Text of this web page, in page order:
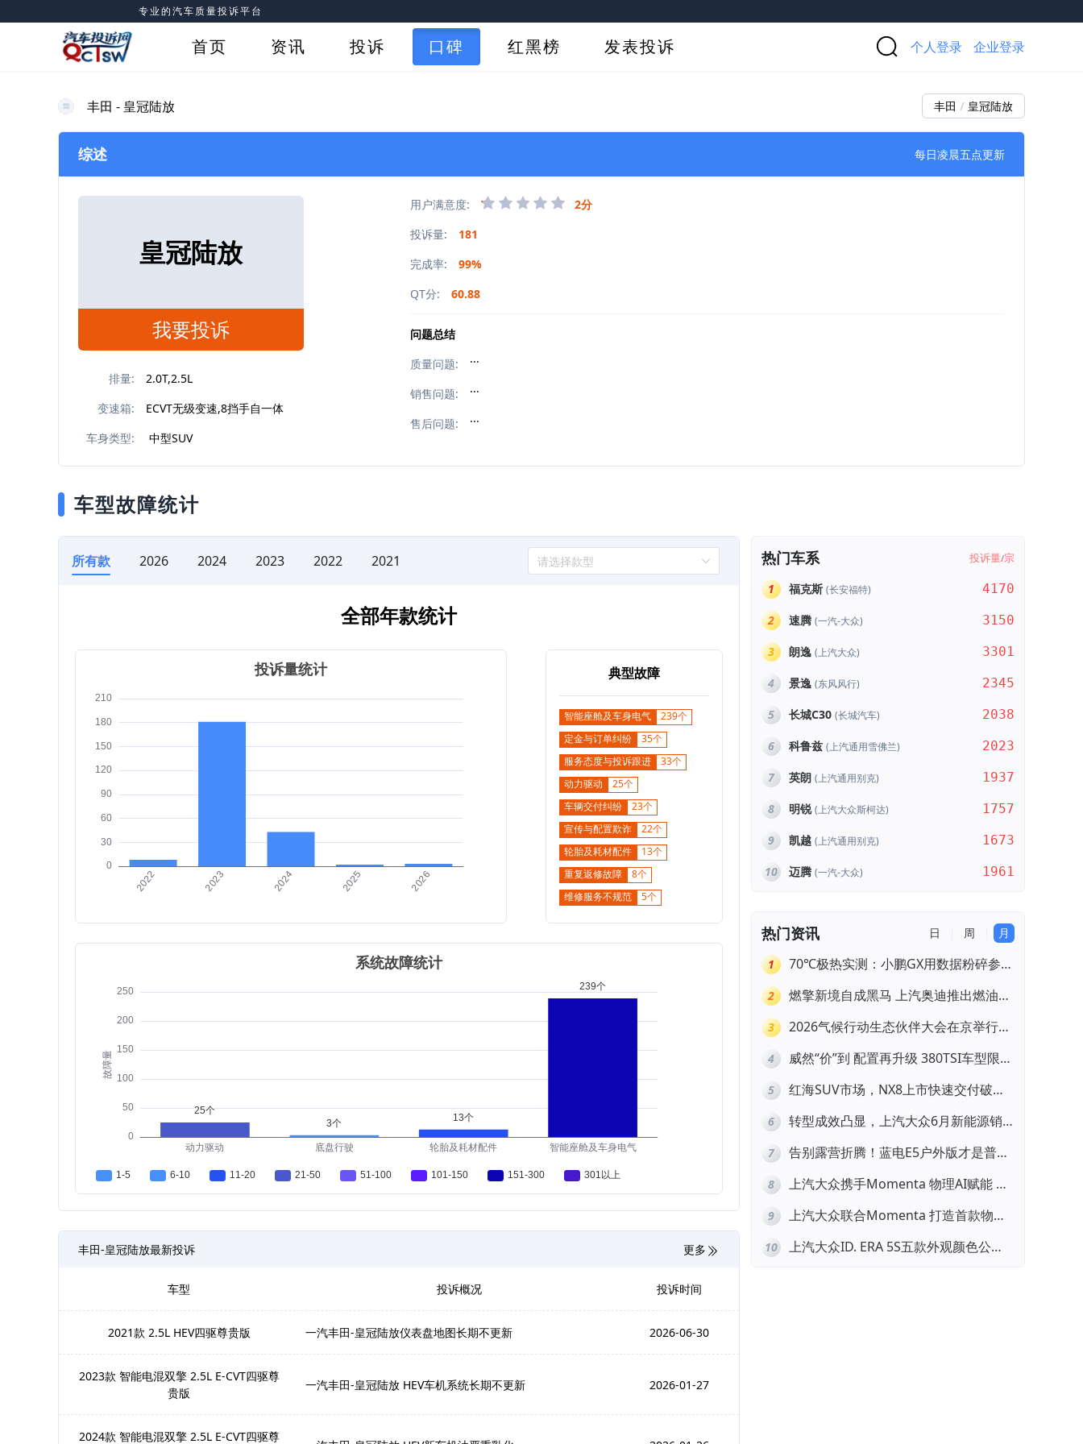
专业的汽车质量投诉平台
首页 资讯 投诉 口碑 红黑榜 发表投诉 个人登录 企业登录
丰田 - 皇冠陆放 丰田 / 皇冠陆放
综述 每日凌晨五点更新
皇冠陆放
我要投诉
排量:
2.0T,2.5L
变速箱:
ECVT无级变速,8挡手自一体
车身类型:
中型SUV
用户满意度:
2分
投诉量:
181
完成率:
99%
QT分:
60.88
问题总结
质量问题:
...
销售问题: ...
售后问题: ...
车型故障统计
所有款 2026 2024 2023 2022 2021 请选择款型
全部年款统计
典型故障
智能座舱及车身电气
239个
定金与订单纠纷
35个
服务态度与投诉跟进
33个
动力驱动
25个
车辆交付纠纷
23个
宣传与配置欺诈
22个
轮胎及耗材配件
13个
重复返修故障
8个
维修服务不规范
5个
底盘行驶
3个
丰田-皇冠陆放最新投诉 更多
车型 投诉概况 投诉时间
2021款 2.5L HEV四驱尊贵版 一汽丰田-皇冠陆放仪表盘地图长期不更新 2026-06-30
2023款 智能电混双擎 2.5L E-CVT四驱尊
贵版
一汽丰田-皇冠陆放 HEV车机系统长期不更新 2026-01-27
2024款 智能电混双擎 2.5L E-CVT四驱尊
热门车系 投诉量/宗
1 福克斯 (长安福特) 4170
2 速腾 (一汽-大众) 3150
3 朗逸 (上汽大众) 3301
4 景逸 (东风风行) 2345
5 长城C30 (长城汽车) 2038
6 科鲁兹 (上汽通用雪佛兰) 2023
7 英朗 (上汽通用别克) 1937
8 明锐 (上汽大众斯柯达) 1757
9 凯越 (上汽通用别克) 1673
10 迈腾 (一汽-大众) 1961
热门资讯 日 周 月
1
70℃极热实测：小鹏GX用数据粉碎参数
2
燃擎新境自成黑马 上汽奥迪推出燃油车
3
2026气候行动生态伙伴大会在京举行，
4
威然“价”到 配置再升级 380TSI车型限时
5
红海SUV市场，NX8上市快速交付破
6
转型成效凸显，上汽大众6月新能源销
7
告别露营折腾！蓝电E5户外版才是普通
8
上汽大众携手Momenta 物理AI赋能 智
9
上汽大众联合Momenta 打造首款物理
10
上汽大众ID. ERA 5S五款外观颜色公